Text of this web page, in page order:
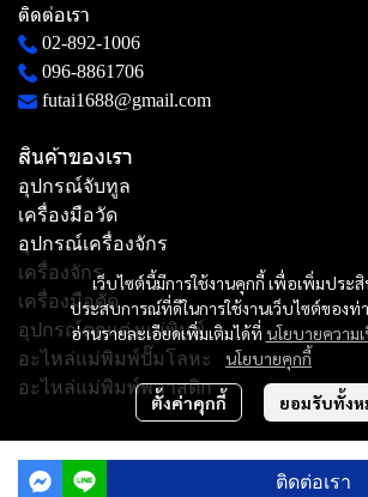
ติดต่อเรา
เว็บไซต์นี้มีการใช้งานคุกกี้ เพื่อเพิ่มประ
ประสบการณ์ที่ดีในการใช้งานเว็บไซต์ของท่
อ่านรายละเอียดเพิ่มเติมได้ที่ นโยบายความ
นโยบายคุกกี้
ตั้งค่าคุกกี้ ยอมรับทั้งห
ติดต่อเรา
02-892-1006
096-8861706
futai1688@gmail.com
สินค้าของเรา
อุปกรณ์จับทูล
เครื่องมือวัด
อุปกรณ์เครื่องจักร
เครื่องจักร
เครื่องมือตัด
อุปกรณ์ตกแต่งแม่พิมพ์
อะไหล่แม่พิมพ์ปั๊มโลหะ
อะไหล่แม่พิมพ์พลาสติก
Copyright | All Rights Reserved | Powered